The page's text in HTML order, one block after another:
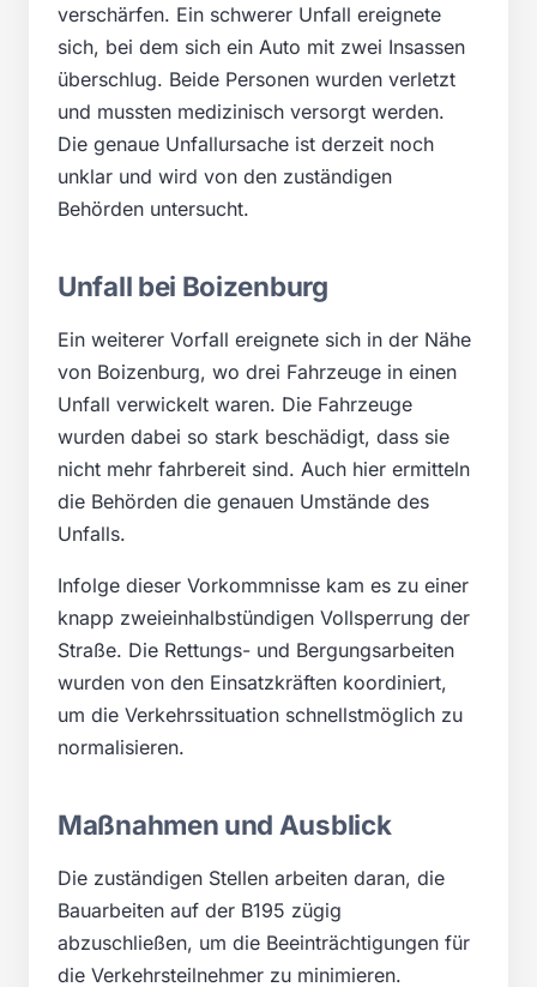
verschärfen. Ein schwerer Unfall ereignete
sich, bei dem sich ein Auto mit zwei Insassen
überschlug. Beide Personen wurden verletzt
und mussten medizinisch versorgt werden.
Die genaue Unfallursache ist derzeit noch
unklar und wird von den zuständigen
Behörden untersucht.
Unfall bei Boizenburg
Ein weiterer Vorfall ereignete sich in der Nähe
von Boizenburg, wo drei Fahrzeuge in einen
Unfall verwickelt waren. Die Fahrzeuge
wurden dabei so stark beschädigt, dass sie
nicht mehr fahrbereit sind. Auch hier ermitteln
die Behörden die genauen Umstände des
Unfalls.
Infolge dieser Vorkommnisse kam es zu einer
knapp zweieinhalbstündigen Vollsperrung der
Straße. Die Rettungs- und Bergungsarbeiten
wurden von den Einsatzkräften koordiniert,
um die Verkehrssituation schnellstmöglich zu
normalisieren.
Maßnahmen und Ausblick
Die zuständigen Stellen arbeiten daran, die
Bauarbeiten auf der B195 zügig
abzuschließen, um die Beeinträchtigungen für
die Verkehrsteilnehmer zu minimieren.